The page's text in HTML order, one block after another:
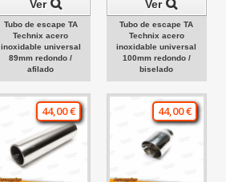
Ver
Tubo de escape TA
Technix acero
inoxidable universal
89mm redondo /
afilado
Ver
Tubo de escape TA
Technix acero
inoxidable universal
100mm redondo /
biselado
44,00 € 44,00 €